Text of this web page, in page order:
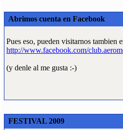
Abrimos cuenta en Facebook
Pues eso, pueden visitarnos tambien
http://www.facebook.com/
(y denle al me gusta :-)
FESTIVAL 2009